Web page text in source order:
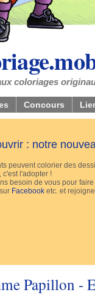
coloriages
Concours
: notre
peuvent colorier des
c'est l'adopter !
besoin de vous pour
Facebook etc. et
Papillon -